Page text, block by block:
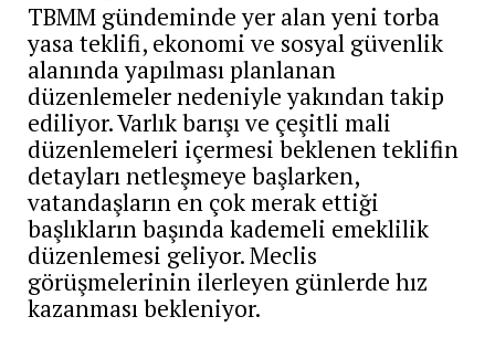
TBMM gündeminde yer alan yeni torba
yasa teklifi, ekonomi ve sosyal güvenlik
alanında yapılması planlanan
düzenlemeler nedeniyle yakından takip
ediliyor. Varlık barışı ve çeşitli mali
düzenlemeleri içermesi beklenen teklifin
detayları netleşmeye başlarken,
vatandaşların en çok merak ettiği
başlıkların başında kademeli emeklilik
düzenlemesi geliyor. Meclis
görüşmelerinin ilerleyen günlerde hız
kazanması bekleniyor.